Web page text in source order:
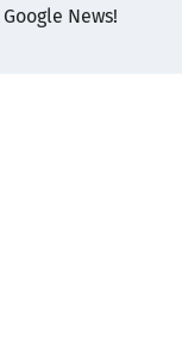
News!